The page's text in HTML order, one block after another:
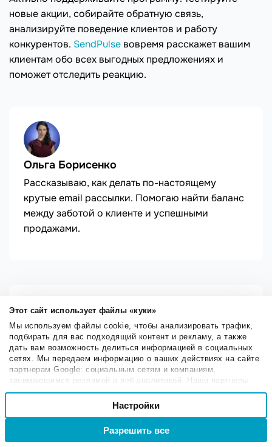
Этот сайт использует файлы «куки»
Мы используем файлы cookie, чтобы анализировать трафик,
подбирать для вас подходящий контент и рекламу, а также
дать вам возможность делиться информацией в социальных
сетях. Мы передаем информацию о ваших действиях на сайте
партнерам Google: социальным сетям и компаниям,
занимающимся рекламой и веб-аналитикой. Наши партнеры
могут комбинировать эти сведения с предоставленной вами
информацией, а также данными, которые они получили при
использовании вами их сервисов.
Выбор
Настроечные
Настройки
Разрешить все
новые акции, собирайте обратную связь,
анализируйте поведение клиентов и работу
конкурентов. SendPulse вовремя расскажет вашим
клиентам обо всех выгодных предложениях и
поможет отследить реакцию.
Ольга Борисенко
Рассказываю, как делать по-настоящему
крутые email рассылки. Помогаю найти баланс
между заботой о клиенте и успешными
продажами.
Средняя оценка:4/5
Всего голосов:1
Facebook Twitter
лояльность клиентов